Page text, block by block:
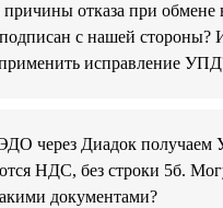
отказа при обмене
с нашей стороны?
исправление
через Диадок
НДС, без строки 5б.
документами?